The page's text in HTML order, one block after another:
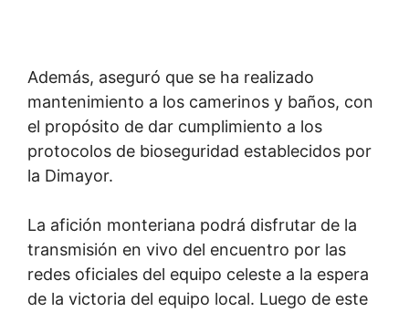
Además, aseguró que se ha realizado
mantenimiento a los camerinos y baños, con
el propósito de dar cumplimiento a los
protocolos de bioseguridad establecidos por
la Dimayor.
La afición monteriana podrá disfrutar de la
transmisión en vivo del encuentro por las
redes oficiales del equipo celeste a la espera
de la victoria del equipo local. Luego de este